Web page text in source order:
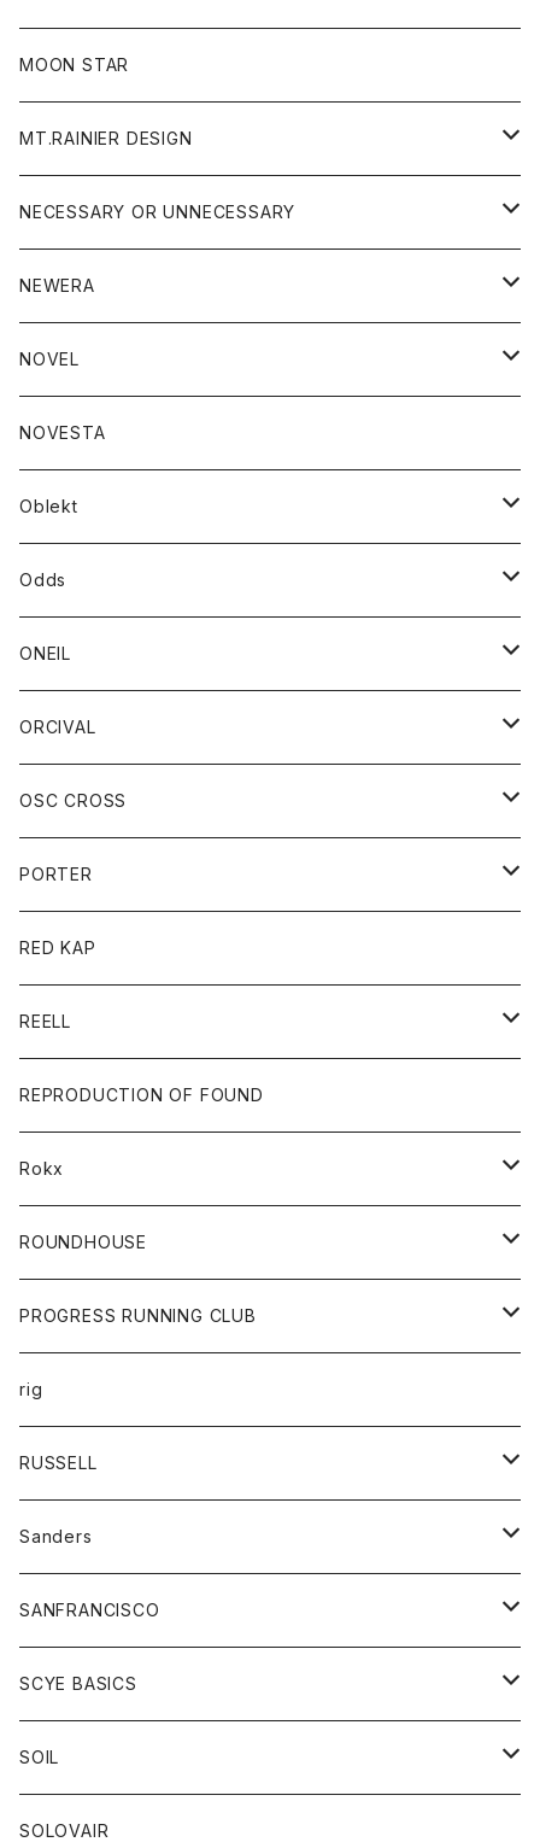
フリース
ジャケット
ニット
パンツ
帽子
MOON STAR
MT.RAINIER DESIGN
アウター
コート
ジャケット
アクセサリー
バッグ
グッズ
ウォレット
靴
トップス
ジャケット
シャツ
ボトム
ショートパンツ
パンツ
レディース
シャツ
Tシャツ
NECESSARY OR UNNECESSARY
アウター
コート
ジャケット
アクセサリー
バッグ
ブレスレット
グッズ
靴
ストール/マフラー
トップス
シャツ
シャツジャケット
ロングスリーブＴシャツ
ボトム
ショートパンツ
ジーンズ
NEWERA
帽子
NOVEL
トップス
カットソー
スエット
ボトム
NOVESTA
Oblekt
ボトム
ショートパンツ
パンツ
レディース
ボトム
Odds
帽子
ONEIL
スカート
ORCIVAL
アウター
コート
ジャケット
アクセサリー
バッグ
キッズ
Tシャツ
帽子
グッズ
靴
バック
トップス
カットソー
カーディガン
ニット
ベスト
ボトムス
ショートパンツ
パンツ
レディース
カットソー
コート
ボトム
ワンピース
OSC CROSS
ダウンジャケット
PORTER
カードホルダー
キーホルダー
財布
バック
RED KAP
REELL
パンツ
ショートパンツ
REPRODUCTION OF FOUND
Rokx
ボトム
ROUNDHOUSE
エプロン
キッズ
オーバーオール
ボトム
ペインターパンツ
PROGRESS RUNNING CLUB
トップス
Tシャツ
グッズ
帽子
rig
RUSSELL
アウター
コート
パーカー
スカート
Tシャツ
トップス
Tシャツ
ボトム
Sanders
グッズ
靴
SANFRANCISCO
アウター
カーディガン
コート
グッズ
ネクタイ
アクセサリー
SCYE BASICS
ボトム
ジーンズ
トップス
SOIL
靴
SOLOVAIR